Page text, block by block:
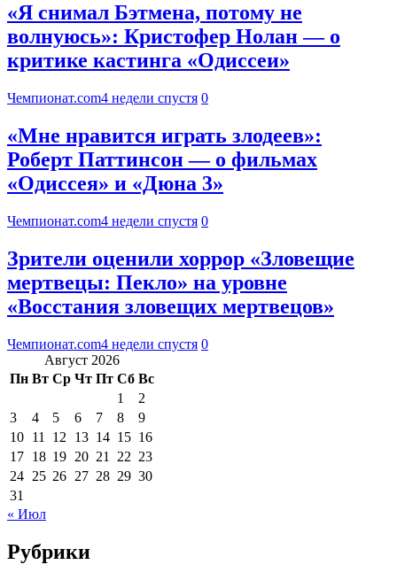
«Я снимал Бэтмена, потому не
волнуюсь»: Кристофер Нолан — о
критике кастинга «Одиссеи»
Чемпионат.com4 недели спустя 0
«Мне нравится играть злодеев»:
Роберт Паттинсон — о фильмах
«Одиссея» и «Дюна 3»
Чемпионат.com4 недели спустя 0
Зрители оценили хоррор «Зловещие
мертвецы: Пекло» на уровне
«Восстания зловещих мертвецов»
Чемпионат.com4 недели спустя 0
Август 2026
Пн Вт Ср Чт Пт Сб Вс
1
2
3
4 5 6 7 8
9
10 11 12 13 14 15 16
17 18 19 20 21 22 23
24 25 26 27 28 29 30
31
« Июл
Рубрики